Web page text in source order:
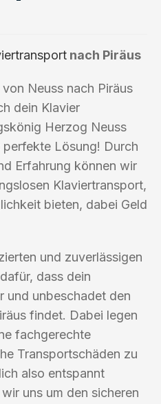
nach Piräus
Neuss nach Piräus
dein Klavier
Herzog Neuss
Lösung! Durch
Erfahrung können wir
Klaviertransport,
bieten, dabei Geld
und zuverlässigen
dass dein
und unbeschadet den
findet. Dabei legen
fachgerechte
Transportschäden zu
also entspannt
uns um den sicheren